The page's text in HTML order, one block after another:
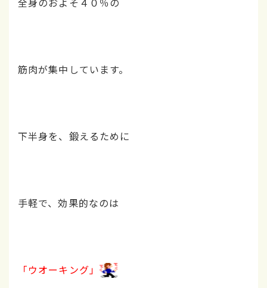
筋肉が集中しています。
下半身を、 鍛えるために
手軽で、効果的なのは
「ウオーキング」